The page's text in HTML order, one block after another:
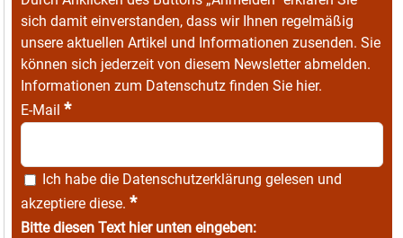
sich damit einverstanden, dass wir Ihnen regelmäßig
unsere aktuellen Artikel und Informationen zusenden. Sie
können sich jederzeit von diesem Newsletter abmelden.
Informationen zum Datenschutz finden Sie hier.
E-Mail *
Ich habe die Datenschutzerklärung gelesen und
akzeptiere diese. *
Bitte diesen Text hier unten eingeben: